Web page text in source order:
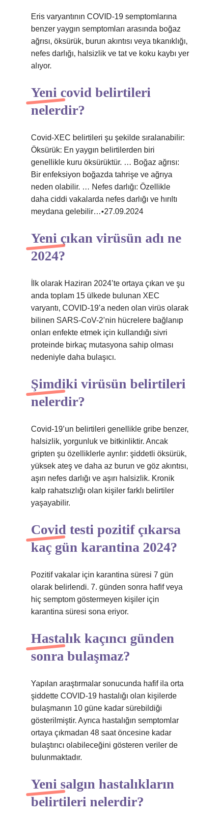
Eris varyantının COVID-19 semptomlarına
benzer yaygın semptomları arasında boğaz
ağrısı, öksürük, burun akıntısı veya tıkanıklığı,
nefes darlığı, halsizlik ve tat ve koku kaybı yer
alıyor.
Yeni covid belirtileri
nelerdir?
Covid-XEC belirtileri şu şekilde sıralanabilir:
Öksürük: En yaygın belirtilerden biri
genellikle kuru öksürüktür. … Boğaz ağrısı:
Bir enfeksiyon boğazda tahrişe ve ağrıya
neden olabilir. … Nefes darlığı: Özellikle
daha ciddi vakalarda nefes darlığı ve hırıltı
meydana gelebilir…•27.09.2024
Yeni çıkan virüsün adı ne
2024?
İlk olarak Haziran 2024’te ortaya çıkan ve şu
anda toplam 15 ülkede bulunan XEC
varyantı, COVID-19’a neden olan virüs olarak
bilinen SARS-CoV-2’nin hücrelere bağlanıp
onları enfekte etmek için kullandığı sivri
proteinde birkaç mutasyona sahip olması
nedeniyle daha bulaşıcı.
Şimdiki virüsün belirtileri
nelerdir?
Covid-19’un belirtileri genellikle gribe benzer,
halsizlik, yorgunluk ve bitkinliktir. Ancak
gripten şu özelliklerle ayrılır: şiddetli öksürük,
yüksek ateş ve daha az burun ve göz akıntısı,
aşırı nefes darlığı ve aşırı halsizlik. Kronik
kalp rahatsızlığı olan kişiler farklı belirtiler
yaşayabilir.
Covid testi pozitif çıkarsa
kaç gün karantina 2024?
Pozitif vakalar için karantina süresi 7 gün
olarak belirlendi. 7. günden sonra hafif veya
hiç semptom göstermeyen kişiler için
karantina süresi sona eriyor.
Hastalık kaçıncı günden
sonra bulaşmaz?
Yapılan araştırmalar sonucunda hafif ila orta
şiddette COVID-19 hastalığı olan kişilerde
bulaşmanın 10 güne kadar sürebildiği
gösterilmiştir. Ayrıca hastalığın semptomlar
ortaya çıkmadan 48 saat öncesine kadar
bulaştırıcı olabileceğini gösteren veriler de
bulunmaktadır.
Yeni salgın hastalıkların
belirtileri nelerdir?